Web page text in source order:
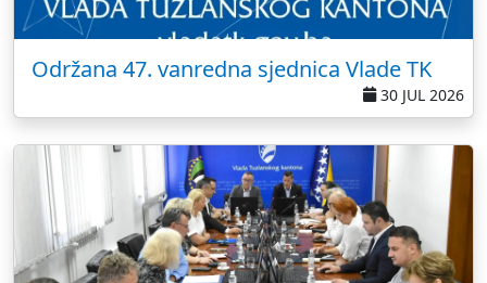
Održana 47. vanredna sjednica Vlade TK
30 JUL 2026